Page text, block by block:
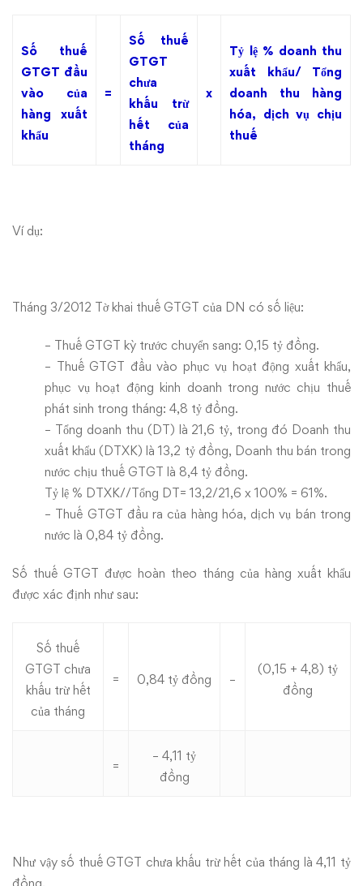
Số thuế
GTGT đầu
vào của
hàng xuất
khẩu
=
Số thuế
GTGT
chưa
khấu trừ
hết của
tháng
x
Tỷ lệ % doanh thu
xuất khẩu/ Tổng
doanh thu hàng
hóa, dịch vụ chịu
thuế
Ví dụ:
Tháng 3/2012 Tờ khai thuế GTGT của DN có số liệu:
– Thuế GTGT kỳ trước chuyển sang: 0,15 tỷ đồng.
– Thuế GTGT đầu vào phục vụ hoạt động xuất khẩu,
phục vụ hoạt động kinh doanh trong nước chịu thuế
phát sinh trong tháng: 4,8 tỷ đồng.
– Tổng doanh thu (DT) là 21,6 tỷ, trong đó Doanh thu
xuất khẩu (DTXK) là 13,2 tỷ đồng, Doanh thu bán trong
nước chịu thuế GTGT là 8,4 tỷ đồng.
Tỷ lệ % DTXK//Tổng DT= 13,2/21,6 x 100% = 61%.
– Thuế GTGT đầu ra của hàng hóa, dịch vụ bán trong
nước là 0,84 tỷ đồng.
Số thuế GTGT được hoàn theo tháng của hàng xuất khẩu
được xác định như sau:
Số thuế
GTGT chưa
khấu trừ hết
của tháng
= 0,84 tỷ đồng –
(0,15 + 4,8) tỷ
đồng
=
– 4,11 tỷ
đồng
Như vậy số thuế GTGT chưa khấu trừ hết của tháng là 4,11 tỷ